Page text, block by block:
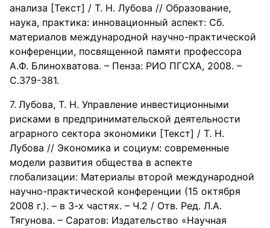
анализа [Текст] / Т. Н. Лубова // Образование,
наука, практика: инновационный аспект: Сб.
материалов международной научно-практической
конференции, посвященной памяти профессора
А.Ф. Блинохватова. – Пенза: РИО ПГСХА, 2008. –
С.379-381.
Лубова, Т. Н. Управление инвестиционными
рисками в предпринимательской деятельности
аграрного сектора экономики [Текст] / Т. Н.
Лубова // Экономика и социум: современные
модели развития общества в аспекте
глобализации: Материалы второй международной
научно-практической конференции (15 октября
2008 г.). – в 3-х частях. – Ч.2 / Отв. Ред. Л.А.
Тягунова. – Саратов: Издательство «Научная